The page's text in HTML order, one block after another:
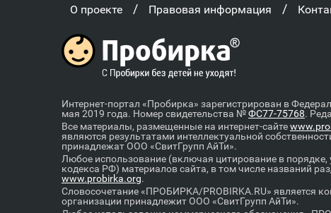
О проекте / Правовая информация /
Интернет-портал «Пробирка» зарегистрирован в
мая 2019 года. Номер свидетельства №ФС77-75768.
Все материалы, размещенные на интернет-сайте
являются результатами интеллектуальной
принадлежат ООО «СвитГрупп АйТи».
Любое использование (включая цитирование в
кодекса РФ) материалов сайта, в том числе названий
www.probirka.org.
Словосочетание «ПРОБИРКА/PROBIRKA.RU» является
организации принадлежит ООО «СвитГрупп АйТи».